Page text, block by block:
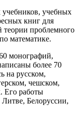
учебных
книг для
теории проблемного
математике.
монографий,
более 70
на русском,
чешском,
Его работы
Белоруссии,